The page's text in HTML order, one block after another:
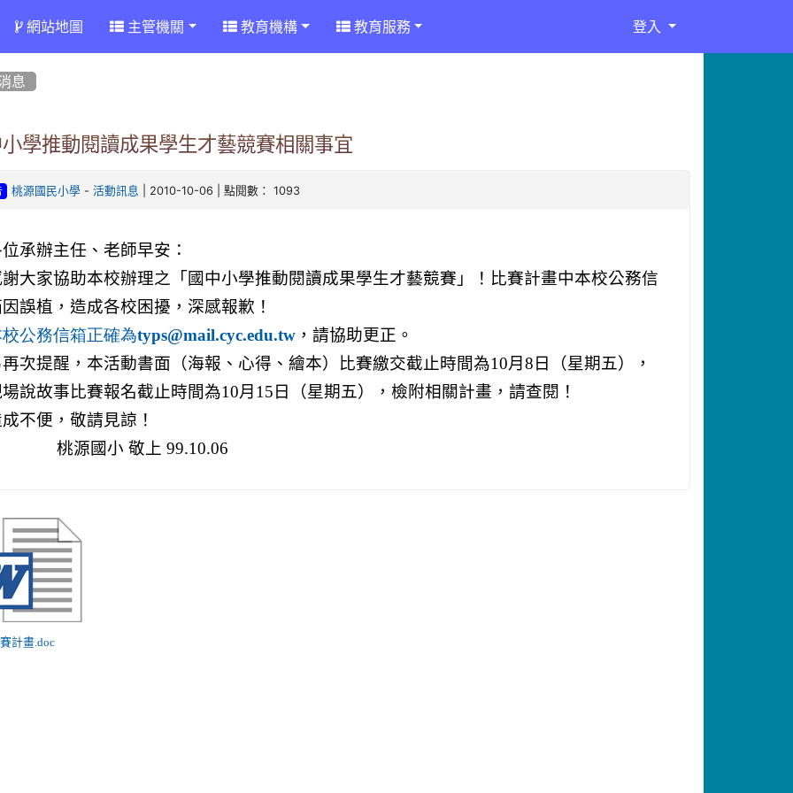
網站地圖 主管機關 教育機構 教育服務 登入
息
學推動閱讀成果學生才藝競賽相關事宜
桃源國民小學 - 活動訊息 | 2010-10-06 | 點閱數： 1093
承辦主任、老師早安：
大家協助本校辦理之「國中小學推動閱讀成果學生才藝競賽」！比賽計畫中本校公務信
誤植，造成各校困擾，深感報歉！
校公務信箱正確為typs@mail.cyc.edu.tw ，請協助更正。
次提醒，本活動書面（海報、心得、繪本）比賽繳交截止時間為10月8 日（星期五），
說故事比賽報名截止時間為10月 15 日（星期五），檢附相關計畫，請查閱！
不便，敬請見諒！
桃源國小 敬上 99.10.06
計畫.doc